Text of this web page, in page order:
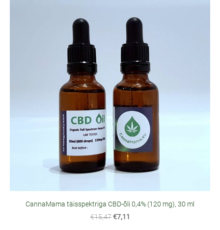
CannaMama täisspektriga CBD-õli 0,4% (120 mg), 30 ml
€15,47 €7,11